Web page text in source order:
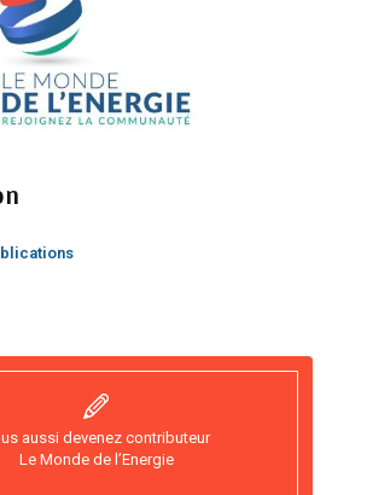
aussi devenez contributeur
Le Monde de l’Energie